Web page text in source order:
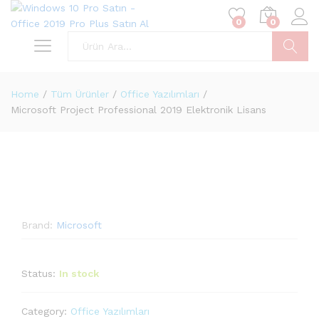
0 0
Home / Tüm Ürünler / Office Yazılımları /
Microsoft Project Professional 2019 Elektronik Lisans
Brand: Microsoft
Status: In stock
Category: Office Yazılımları